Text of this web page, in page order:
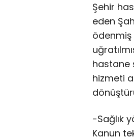
Şehir
eden
hastane
hizmeti
-Sağlık
Kanun